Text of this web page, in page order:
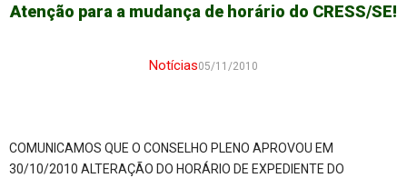
Atenção para a mudança de horário do CRESS/SE!
Notícias05/11/2010
COMUNICAMOS QUE O CONSELHO PLENO APROVOU EM
30/10/2010 ALTERAÇÃO DO HORÁRIO DE EXPEDIENTE DO